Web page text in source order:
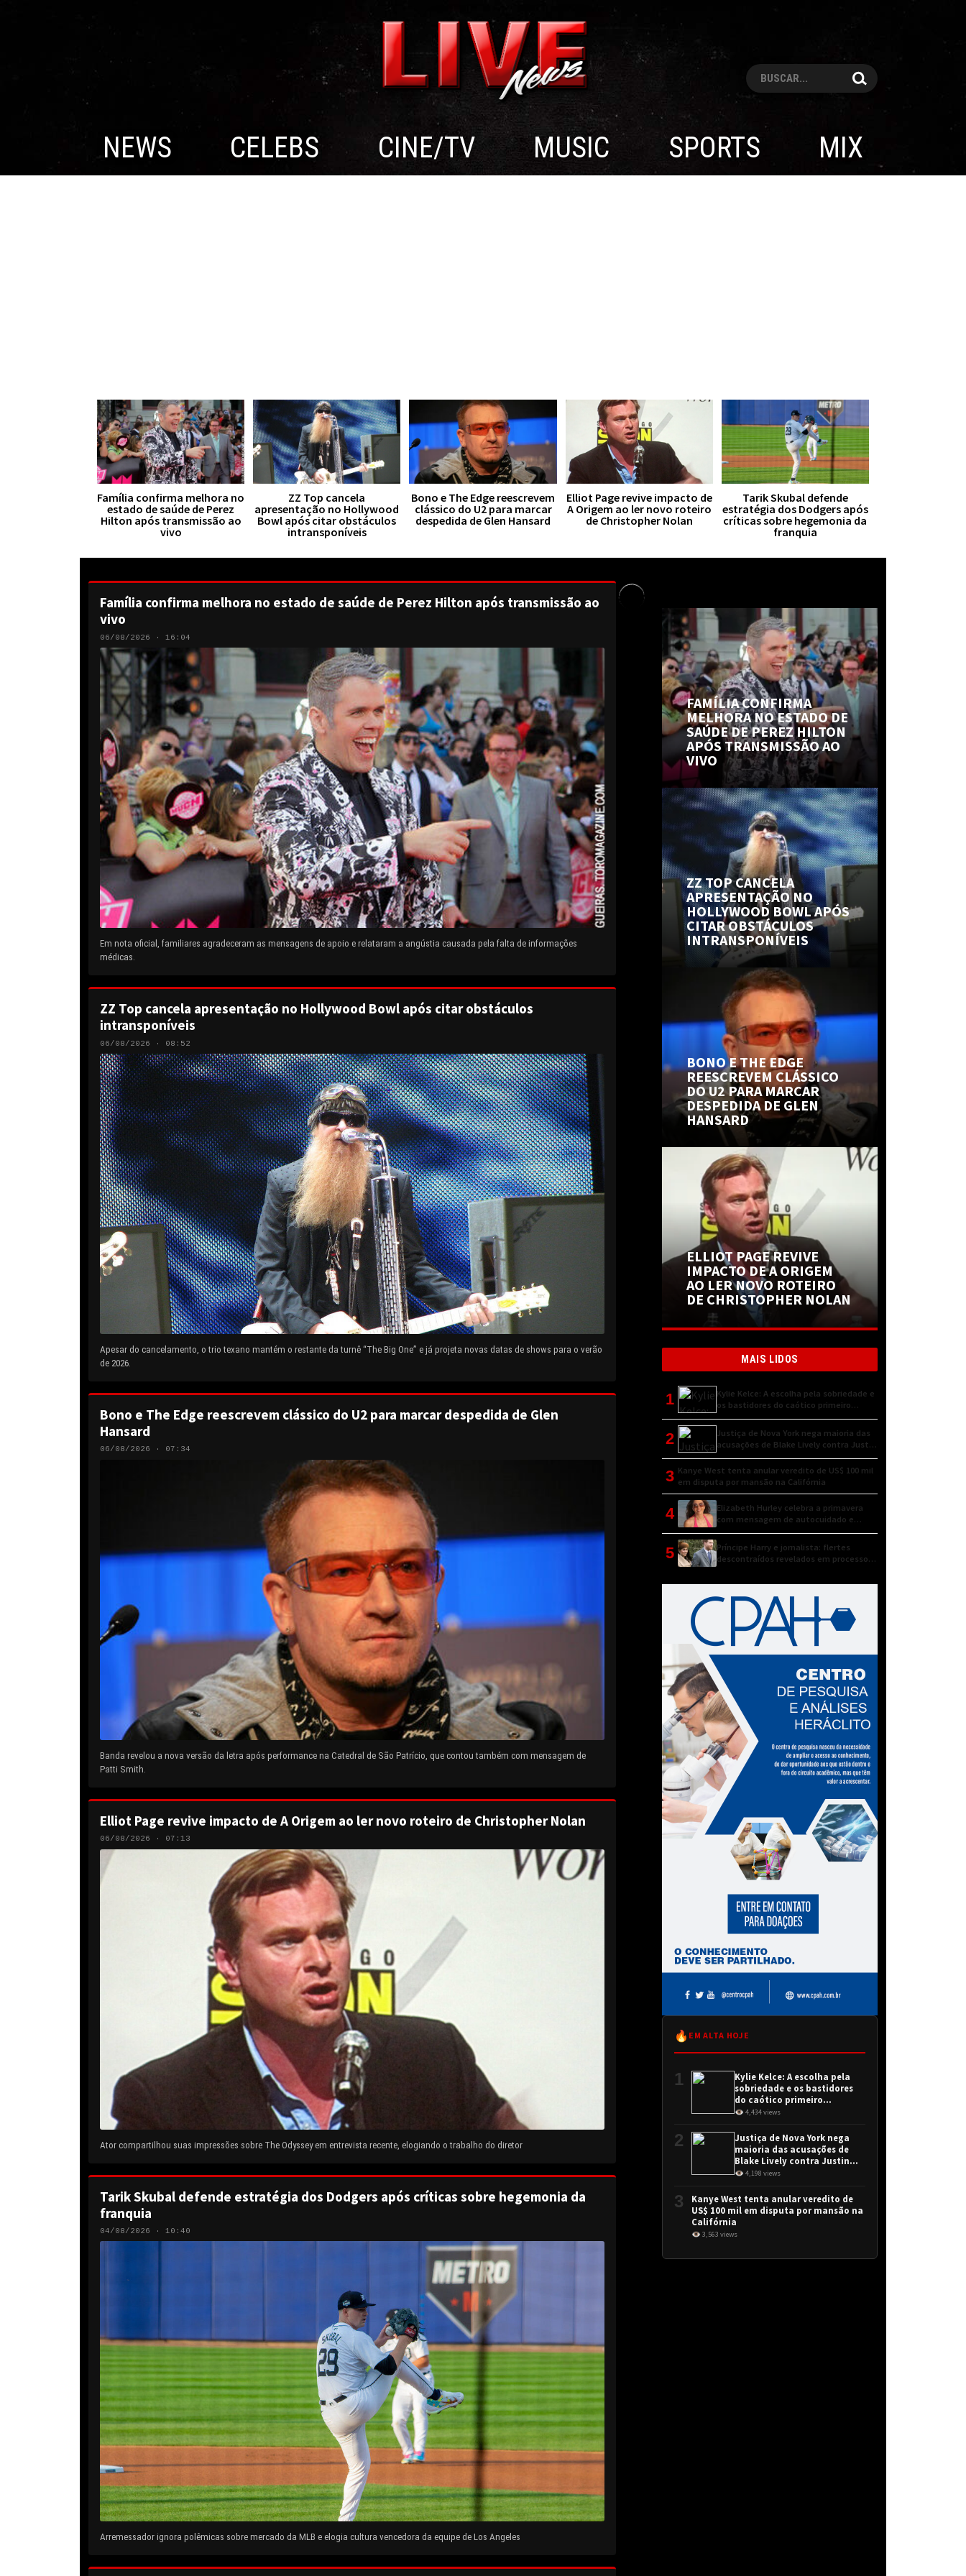
Pesquisar
NEWS CELEBS CINE/TV MUSIC SPORTS MIX
Família confirma melhora no
estado de saúde de Perez
Hilton após transmissão ao
vivo
ZZ Top cancela
apresentação no Hollywood
Bowl após citar obstáculos
intransponíveis
Bono e The Edge reescrevem
clássico do U2 para marcar
despedida de Glen Hansard
Elliot Page revive impacto de
A Origem ao ler novo roteiro
de Christopher Nolan
Tarik Skubal defende
estratégia dos Dodgers após
críticas sobre hegemonia da
franquia
Família confirma melhora no estado de saúde de Perez Hilton após transmissão ao
vivo
06/08/2026 · 16:04
Em nota oficial, familiares agradeceram as mensagens de apoio e relataram a angústia causada pela falta de informações
médicas.
ZZ Top cancela apresentação no Hollywood Bowl após citar obstáculos
intransponíveis
06/08/2026 · 08:52
Apesar do cancelamento, o trio texano mantém o restante da turnê “The Big One” e já projeta novas datas de shows para o verão
de 2026.
Bono e The Edge reescrevem clássico do U2 para marcar despedida de Glen
Hansard
06/08/2026 · 07:34
Banda revelou a nova versão da letra após performance na Catedral de São Patrício, que contou também com mensagem de
Patti Smith.
Elliot Page revive impacto de A Origem ao ler novo roteiro de Christopher Nolan
06/08/2026 · 07:13
Ator compartilhou suas impressões sobre The Odyssey em entrevista recente, elogiando o trabalho do diretor
Tarik Skubal defende estratégia dos Dodgers após críticas sobre hegemonia da
franquia
04/08/2026 · 10:40
Arremessador ignora polêmicas sobre mercado da MLB e elogia cultura vencedora da equipe de Los Angeles
FAMÍLIA CONFIRMA
MELHORA NO ESTADO DE
SAÚDE DE PEREZ HILTON
APÓS TRANSMISSÃO AO
VIVO
ZZ TOP CANCELA
APRESENTAÇÃO NO
HOLLYWOOD BOWL APÓS
CITAR OBSTÁCULOS
INTRANSPONÍVEIS
BONO E THE EDGE
REESCREVEM CLÁSSICO
DO U2 PARA MARCAR
DESPEDIDA DE GLEN
HANSARD
ELLIOT PAGE REVIVE
IMPACTO DE A ORIGEM
AO LER NOVO ROTEIRO
DE CHRISTOPHER NOLAN
MAIS LIDOS
1
Kylie Kelce: A escolha pela sobriedade e
os bastidores do caótico primeiro
encontro
2
Justiça de Nova York nega maioria das
acusações de Blake Lively contra Justin
Baldoni
3 Kanye West tenta anular veredito de US$ 100 mil
em disputa por mansão na Califórnia
4
Elizabeth Hurley celebra a primavera
com mensagem de autocuidado e
conexão natural
5
Príncipe Harry e jornalista: flertes
descontraídos revelados em processo
🔥 EM ALTA HOJE
1
Kylie Kelce: A escolha pela
sobriedade e os bastidores
do caótico primeiro
encontro
👁 4,434 views
2
Justiça de Nova York nega
maioria das acusações de
Blake Lively contra Justin
Baldoni
👁 4,198 views
3
Kanye West tenta anular veredito de
US$ 100 mil em disputa por mansão na
Califórnia
👁 3,563 views